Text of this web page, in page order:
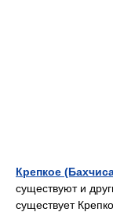
Крепкое
существуют и
существует